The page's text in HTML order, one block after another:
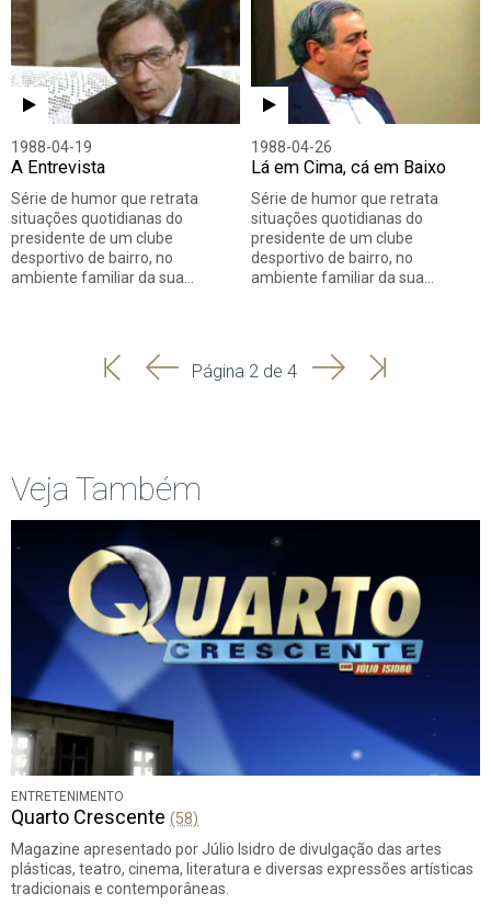
1988-04-19
A Entrevista
Série de humor que retrata
situações quotidianas do
presidente de um clube
desportivo de bairro, no
ambiente familiar da sua…
1988-04-26
Lá em Cima, cá em Baixo
Série de humor que retrata
situações quotidianas do
presidente de um clube
desportivo de bairro, no
ambiente familiar da sua…
'
'
Página 2 de 4 SeguinteÚltima
Veja Também
ENTRETENIMENTO
Quarto Crescente (58)
Magazine apresentado por Júlio Isidro de divulgação das artes
plásticas, teatro, cinema, literatura e diversas expressões artísticas
tradicionais e contemporâneas.